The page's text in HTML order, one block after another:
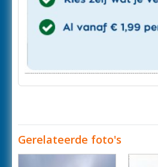
Gerelateerde foto's